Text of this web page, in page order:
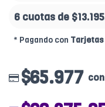
6 cuotas de
* Pagando con
$65.977